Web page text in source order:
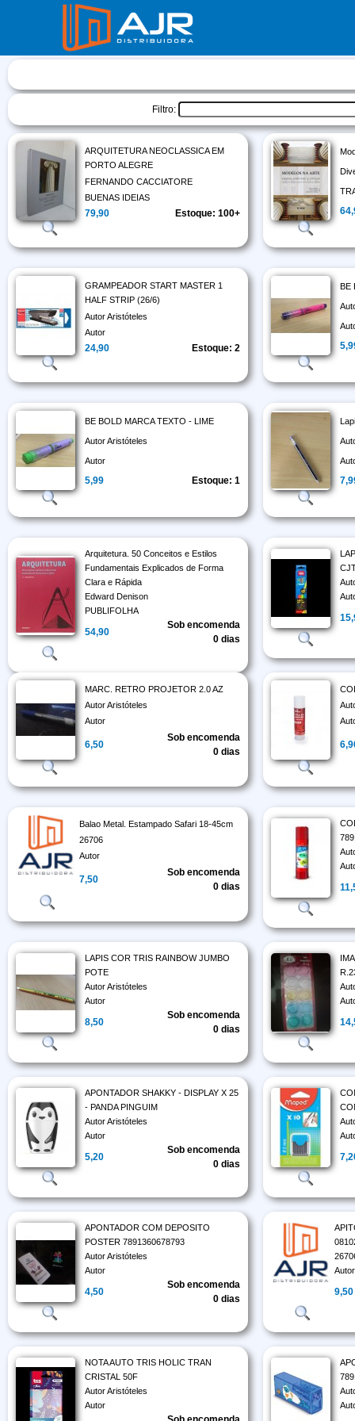
Filtro:
ARQUITETURA NEOCLASSICA EM
PORTO ALEGRE
FERNANDO CACCIATORE
BUENAS IDEIAS
79,90 Estoque: 100+
GRAMPEADOR START MASTER 1
HALF STRIP (26/6)
Autor Aristóteles
Autor
24,90 Estoque: 2
BE
BE BOLD MARCA TEXTO - LIME
Autor Aristóteles
Autor
5,99 Estoque: 1
Arquitetura. 50 Conceitos e Estilos
Fundamentais Explicados de Forma
Clara e Rápida
Edward Denison
PUBLIFOLHA
54,90
Sob encomenda
0 dias
MARC. RETRO PROJETOR 2.0 AZ
Autor Aristóteles
Autor
6,50
Sob encomenda
0 dias
Balao Metal. Estampado Safari 18-45cm
26706
Autor
7,50
Sob encomenda
0 dias
LAPIS COR TRIS RAINBOW JUMBO
POTE
Autor Aristóteles
Autor
8,50
Sob encomenda
0 dias
APONTADOR SHAKKY - DISPLAY X 25
- PANDA PINGUIM
Autor Aristóteles
Autor
5,20
Sob encomenda
0 dias
APONTADOR COM DEPOSITO
POSTER 7891360678793
Autor Aristóteles
Autor
4,50
Sob encomenda
0 dias
Autor
9,50
NOTA AUTO TRIS HOLIC TRAN
CRISTAL 50F
Autor Aristóteles
Autor